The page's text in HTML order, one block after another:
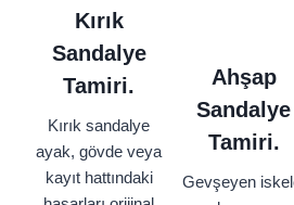
Kırık
Sandalye
Tamiri.
Kırık sandalye
ayak, gövde veya
kayıt hattındaki
Ahşap
Sandalye
Tamiri.
Gevşeyen